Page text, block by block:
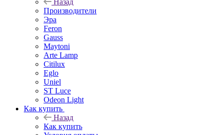
Назад
Производители
Эра
Feron
Gauss
Maytoni
Arte Lamp
Citilux
Eglo
Uniel
ST Luce
Odeon Light
Как купить
Назад
Как купить